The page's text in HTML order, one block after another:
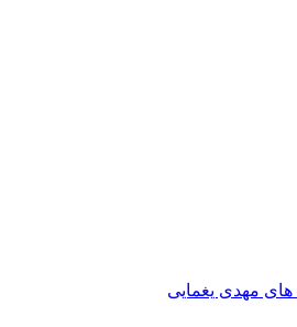
های مهدی یغمایی